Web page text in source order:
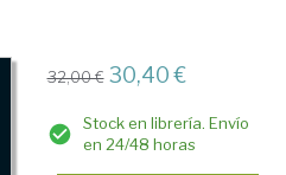
32,00 € 30,40 €
Stock en librería. Envío
en 24/48 horas